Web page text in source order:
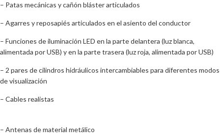
– Patas mecánicas y cañón bláster articulados
– Agarres y reposapiés articulados en el asiento del conductor
– Funciones de iluminación LED en la parte delantera (luz blanca,
alimentada por USB) y en la parte trasera (luz roja, alimentada por USB)
– 2 pares de cilindros hidráulicos intercambiables para diferentes modos
de visualización
– Cables realistas
– Antenas de material metálico